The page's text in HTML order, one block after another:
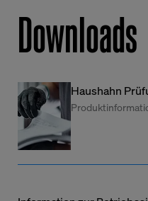
Downloads
Haushahn